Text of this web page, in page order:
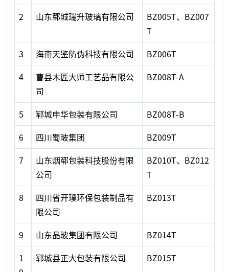
2
山东郓城瑞升玻璃有限公司
BZ005T、BZ007
T
3
海南天鉴防伪科技有限公司
BZ006T
4
曹县木匠大师工艺品有限公
司
BZ008T-A
5 郓城申华包装有限公司
BZ008T-B
6
四川蜀玻集团
BZ009T
7
山东烟郓包装科技股份有限
公司
BZ010T、BZ012
T
8
四川省开璞环保包装制品有
限公司
BZ013T
9 山东晶玻集团有限公司
BZ014T
1
郓城县正大包装有限公司 BZ015T